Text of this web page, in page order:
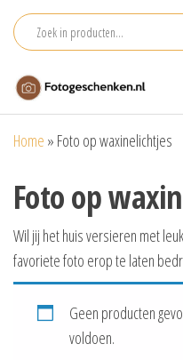
naar
inhoud
Home » Foto op waxinelichtjes
Foto op
Wil jij het huis versieren met
favoriete foto erop te laten
Geen producten
voldoen.